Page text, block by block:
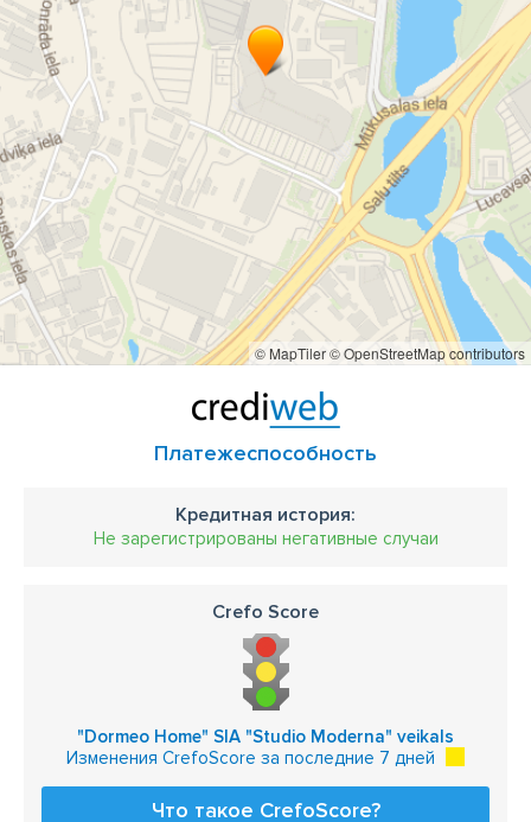
© MapTiler© OpenStreetMap contributors
Платежеспособность
Кредитная история:
Не зарегистрированы негативные случаи
Crefo Score
"Dormeo Home" SIA "Studio Moderna" veikals
Изменения CrefoScore за последние 7 дней
Что такое CrefoScore?